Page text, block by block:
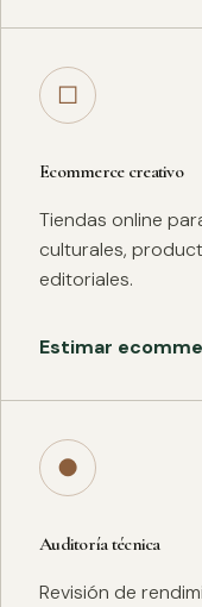
□
Ecommerce creativo
Tiendas online
culturales,
editoriales.
Estimar
●
Auditoría técnica
Revisión de